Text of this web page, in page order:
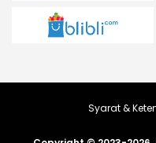
Syarat &